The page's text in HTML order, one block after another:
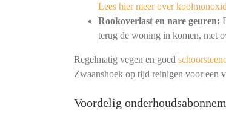
Lees hier meer over
Rookoverlast en nare geuren:
terug de woning in komen, met
Regelmatig vegen en goed
Zwaanshoek op tijd reinigen voor een
Voordelig